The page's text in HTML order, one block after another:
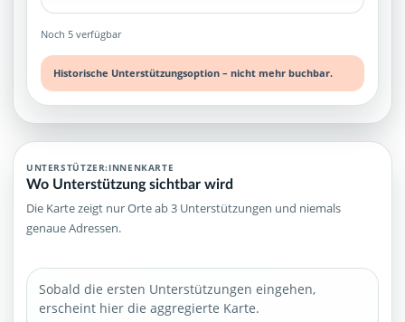
Noch 5 verfügbar
Historische Unterstützungsoption – nicht mehr buchbar.
UNTERSTÜTZER:INNENKARTE
Wo Unterstützung sichtbar wird
Die Karte zeigt nur Orte ab 3 Unterstützungen und niemals
genaue Adressen.
Sobald die ersten Unterstützungen eingehen,
erscheint hier die aggregierte Karte.